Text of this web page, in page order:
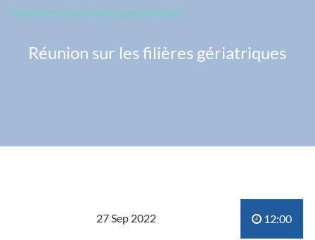
Réunion sur les filières gériatriques
Réunion sur les filières gériatriques
27 Sep 2022 12:00